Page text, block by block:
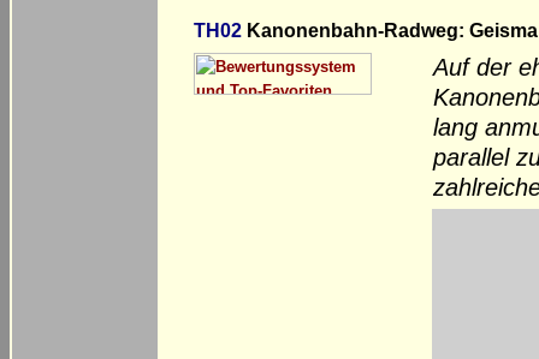
TH02 Kanonenbahn-Radweg:
Auf der
lang
parallel